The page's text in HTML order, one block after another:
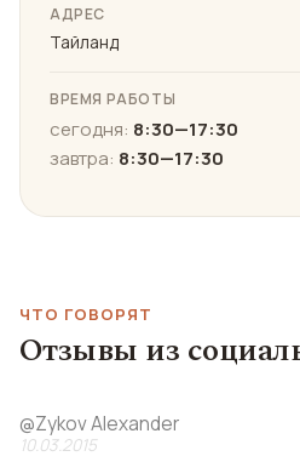
АДРЕС
Тайланд
ВРЕМЯ РАБОТЫ
сегодня: 8:30—17:30
завтра: 8:30—17:30
ЧТО ГОВОРЯТ
Отзывы из
@Zykov Alexander
10.03.2015